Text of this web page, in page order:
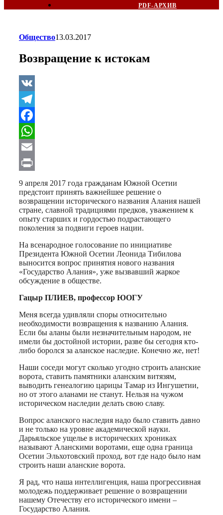
PDF-АРХИВ
Общество13.03.2017
Возвращение к истокам
VK
Telegram
Facebook
WhatsApp
Email
Print
9 апреля 2017 года гражданам Южной Осетии
предстоит принять важнейшее решение о
возвращении исторического названия Алания нашей
стране, славной традициями предков, уважением к
опыту старших и гордостью подрастающего
поколения за подвиги героев нации.
На всенародное голосование по инициативе
Президента Южной Осетии Леонида Тибилова
выносится вопрос принятия нового названия
«Государство Алания», уже вызвавший жаркое
обсуждение в обществе.
Гацыр ПЛИЕВ, профессор ЮОГУ
Меня всегда удивляли споры относительно
необходимости возвращения к названию Алания.
Если бы аланы были незначительным народом, не
имели бы достойной истории, разве бы сегодня кто-
либо боролся за аланское наследие. Конечно же, нет!
Наши соседи могут сколько угодно строить аланские
ворота, ставить памятники аланским витязям,
выводить генеалогию царицы Тамар из Ингушетии,
но от этого аланами не станут. Нельзя на чужом
историческом наследии делать свою славу.
Вопрос аланского наследия надо было ставить давно
и не только на уровне академической науки.
Дарьяльское ущелье в исторических хрониках
называют Аланскими воротами, еще одна граница
Осетии Эльхотовский проход, вот где надо было нам
строить наши аланские ворота.
Я рад, что наша интеллигенция, наша прогрессивная
молодежь поддерживает решение о возвращении
нашему Отечеству его исторического имени –
Государство Алания.